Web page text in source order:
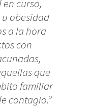
curso,
obesidad
a la hora
con
que
familiar
contagio.”